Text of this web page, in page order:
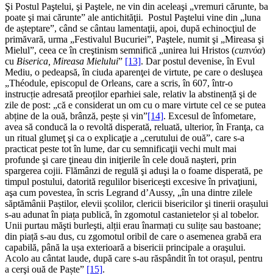
Şi Postul Paştelui, şi Paştele, ne vin din aceleaşi „vremuri cărunte, ba
poate şi mai cărunte” ale antichităţii. Postul Paştelui vine din „luna
de așteptare”, când se cântau lamentaţii, apoi, după echinocţiul de
primăvară, urma „Festivalul Bucuriei”, Paştele, numit şi „Mireasa şi
Mielul”, ceea ce în creştinism semnifică „unirea lui Hristos (cuπνύα)
cu Biserica, Mireasa Mielului” [13]. Dar postul devenise, în Evul
Mediu, o pedeapsă, în ciuda aparenţei de virtute, pe care o desluşea
„Théodule, episcopul de Orleans, care a scris, în 607, într-o
instrucție adresată preoților eparhiei sale, relativ la abstinență şi de
zile de post: „că e considerat un om cu o mare virtute cel ce se putea
abține de la ouă, brânză, pește și vin”[14]. Excesul de înfometare,
avea să conducă la o revoltă disperată, reluată, ulterior, în Franţa, ca
un ritual glumeţ şi ca o explicaţie a „cerutului de ouă”, care s-a
practicat peste tot în lume, dar cu semnificaţii vechi mult mai
profunde şi care ţineau din iniţierile în cele două naşteri, prin
spargerea cojii. Flămânzi de regulă şi aduşi la o foame disperată, pe
timpul postului, datorită regulilor bisericeşti excesive în privaţiuni,
aşa cum povestea, în scris Legrand d’Aussy, „în una dintre zilele
săptămânii Paștilor, elevii școlilor, clericii bisericilor şi tinerii orașului
s-au adunat în piața publică, în zgomotul castanietelor și al tobelor.
Unii purtau măşti burleşti, alții erau înarmați cu sulițe sau bastoane;
din piață s-au dus, cu zgomotul oribil de care o asemenea grabă era
capabilă, până la ușa exterioară a bisericii principale a oraşului.
Acolo au cântat laude, după care s-au răspândit în tot orașul, pentru
a cerşi ouă de Paște” [15].